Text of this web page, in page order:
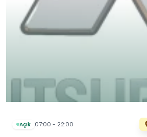
Açık 07:00 - 22:00